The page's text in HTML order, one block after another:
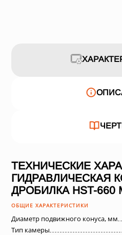
ТЕХНИЧЕСКИЕ
ГИДРАВЛИЧЕСКАЯ
ДРОБИЛКА HST-660
ОБЩИЕ ХАРАКТЕРИСТИКИ
Диаметр подвижного конуса, мм
Тип камеры